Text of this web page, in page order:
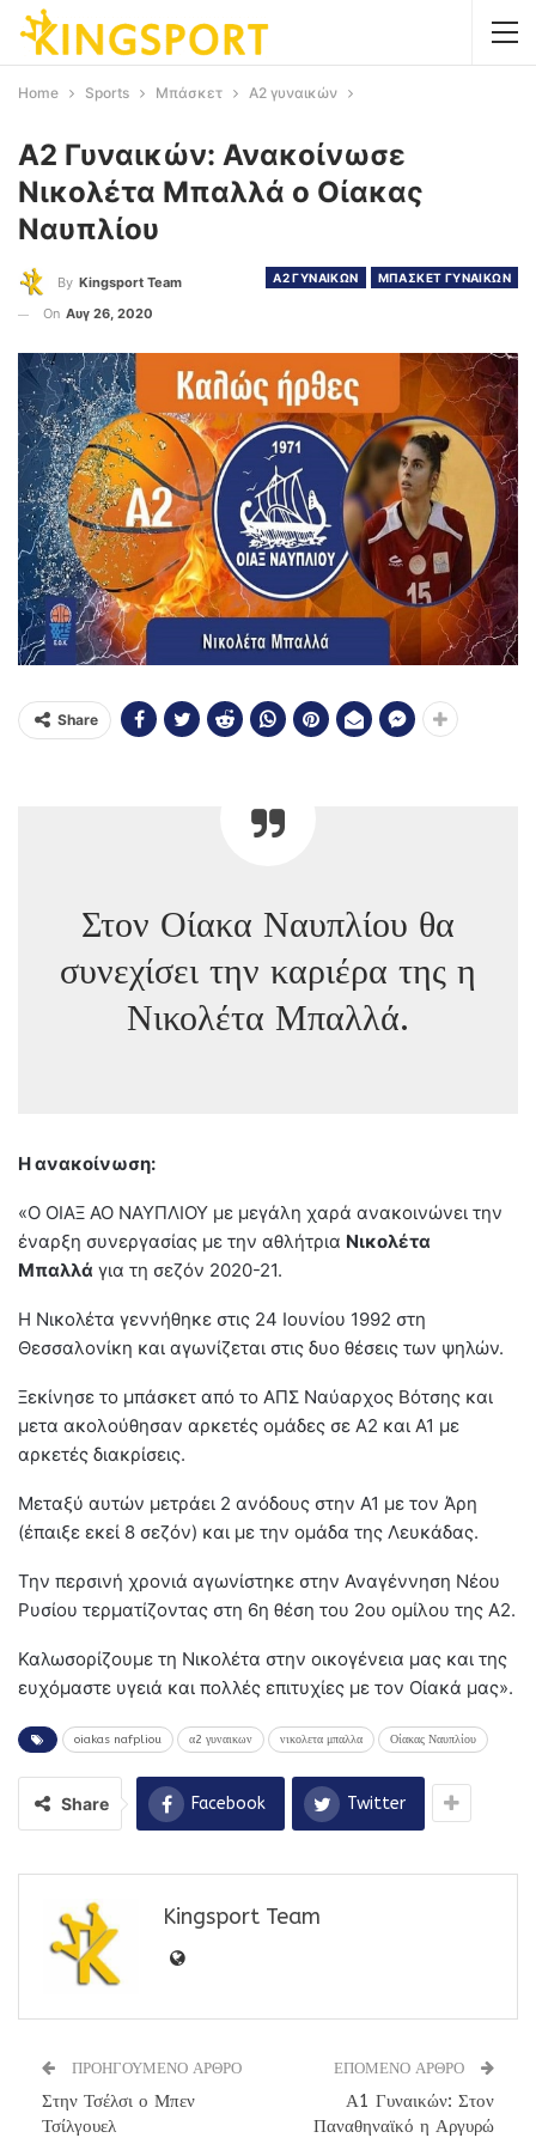
Home Sports Μπάσκετ A2 γυναικών
Α2 Γυναικών: Ανακοίνωσε
Νικολέτα Μπαλλά ο Οίακας
Ναυπλίου
A2 ΓΥΝΑΙΚΩΝ ΜΠΑΣΚΕΤ ΓΥΝΑΙΚΩΝ
By Kingsport Team
On Αυγ 26, 2020
Share
Στον Οίακα Ναυπλίου θα
συνεχίσει την καριέρα της η
Νικολέτα Μπαλλά.
Η ανακοίνωση:
«Ο ΟΙΑΞ ΑΟ ΝΑΥΠΛΙΟΥ με μεγάλη χαρά ανακοινώνει την
έναρξη συνεργασίας με την αθλήτρια Νικολέτα
Μπαλλά για τη σεζόν 2020-21.
Η Νικολέτα γεννήθηκε στις 24 Ιουνίου 1992 στη
Θεσσαλονίκη και αγωνίζεται στις δυο θέσεις των ψηλών.
Ξεκίνησε το μπάσκετ από το ΑΠΣ Ναύαρχος Βότσης και
μετα ακολούθησαν αρκετές ομάδες σε Α2 και Α1 με
αρκετές διακρίσεις.
Μεταξύ αυτών μετράει 2 ανόδους στην Α1 με τον Άρη
(έπαιξε εκεί 8 σεζόν) και με την ομάδα της Λευκάδας.
Την περσινή χρονιά αγωνίστηκε στην Αναγέννηση Νέου
Ρυσίου τερματίζοντας στη 6η θέση του 2ου ομίλου της Α2.
Καλωσορίζουμε τη Νικολέτα στην οικογένεια μας και της
ευχόμαστε υγειά και πολλές επιτυχίες με τον Οίακά μας».
oiakas nafpliou α2 γυναικων νικολετα μπαλλα Οίακας Ναυπλίου
Share Facebook Twitter
Kingsport Team
ΠΡΟΗΓΟΥΜΕΝΟ ΑΡΘΡΟ
Στην Τσέλσι ο Μπεν
Τσίλγουελ
ΕΠΟΜΕΝΟ ΑΡΘΡΟ
Α1 Γυναικών: Στον
Παναθηναϊκό η Αργυρώ